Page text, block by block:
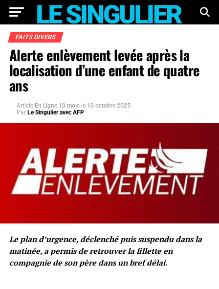
FAITS DIVERS
Alerte enlèvement levée après la
localisation d’une enfant de quatre
ans
Article En Ligne 10 mois le 10 octobre 2025
Par Le Singulier avec AFP
Le plan d’urgence, déclenché puis suspendu dans la
matinée, a permis de retrouver la fillette en
compagnie de son père dans un bref délai.